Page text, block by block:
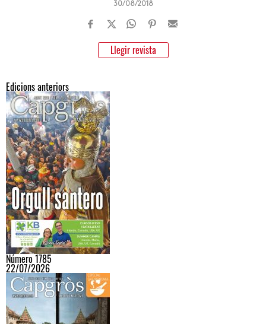
30/08/2018
Llegir revista
Edicions anteriors
Número 1785
22/07/2026